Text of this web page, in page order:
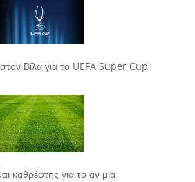
Βίλα για το UEFA Super Cup
καθρέφτης για το αν μια